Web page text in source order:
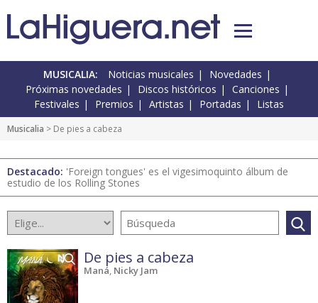
MUSICALIA: Noticias musicales
Novedades
Próximas novedades
Discos históricos
Canciones
Festivales
Premios Artistas Portadas Listas
Musicalia > De pies a cabeza
Destacado: 'Foreign tongues' es el vigesimoquinto álbum de
estudio de los Rolling Stones
De pies a cabeza
Maná, Nicky Jam